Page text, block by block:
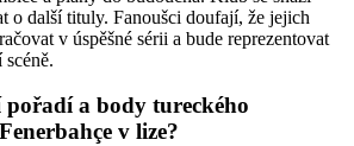
o další tituly. Fanoušci doufají, že jejich
v úspěšné sérii a bude reprezentovat
a body tureckého
v lize?